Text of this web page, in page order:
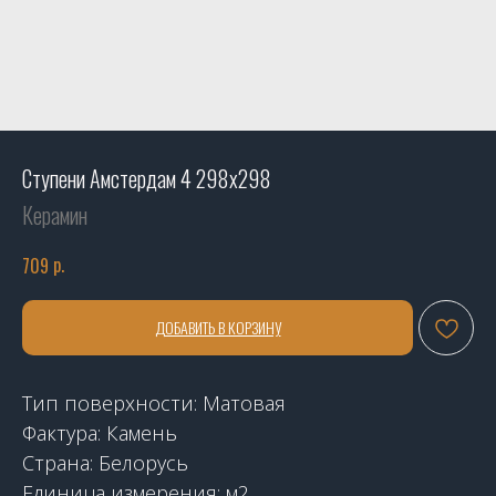
Ступени Амстердам 4 298х298
Керамин
709 р.
ДОБАВИТЬ В КОРЗИНУ
Тип поверхности: Матовая
Фактура: Камень
Страна: Белорусь